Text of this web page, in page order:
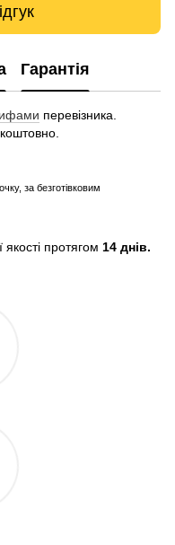
Гарантія
перевізника.
за безготівковим
протягом 14 днів.